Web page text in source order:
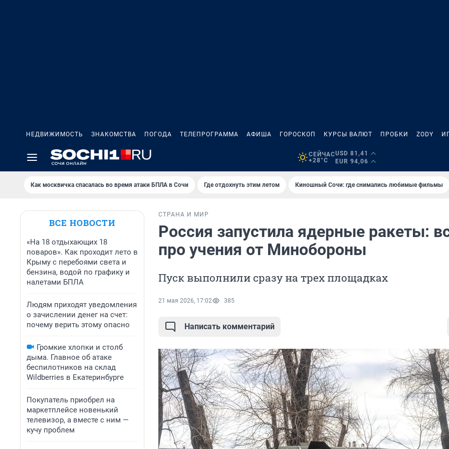
НЕДВИЖИМОСТЬ ЗНАКОМСТВА ПОГОДА ТЕЛЕПРОГРАММА АФИША ГОРОСКОП КУРСЫ ВАЛЮТ ПРОБКИ ZODY
СЕЙЧАС
+28°C
USD 81,41
EUR 94,06
Как москвичка спасалась во время атаки БПЛА в Сочи Где отдохнуть этим летом Киношный Сочи: где снимались любимые фильмы
ВСЕ НОВОСТИ
«На 18 отдыхающих 18
поваров». Как проходит лето в
Крыму с перебоями света и
бензина, водой по графику и
налетами БПЛА
Людям приходят уведомления
о зачислении денег на счет:
почему верить этому опасно
Громкие хлопки и столб
дыма. Главное об атаке
беспилотников на склад
Wildberries в Екатеринбурге
Покупатель приобрел на
маркетплейсе новенький
телевизор, а вместе с ним —
кучу проблем
СТРАНА И МИР
Россия запустила ядерные ракеты:
про учения от Минобороны
Пуск выполнили сразу на трех площадках
21 мая 2026, 17:02 385
Написать комментарий